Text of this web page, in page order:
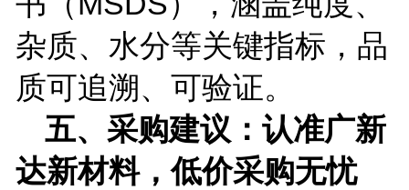
杂质、水分等关键指标，品
质可追溯、可验证。
五、采购建议：认准广新
达新材料，低价采购无忧